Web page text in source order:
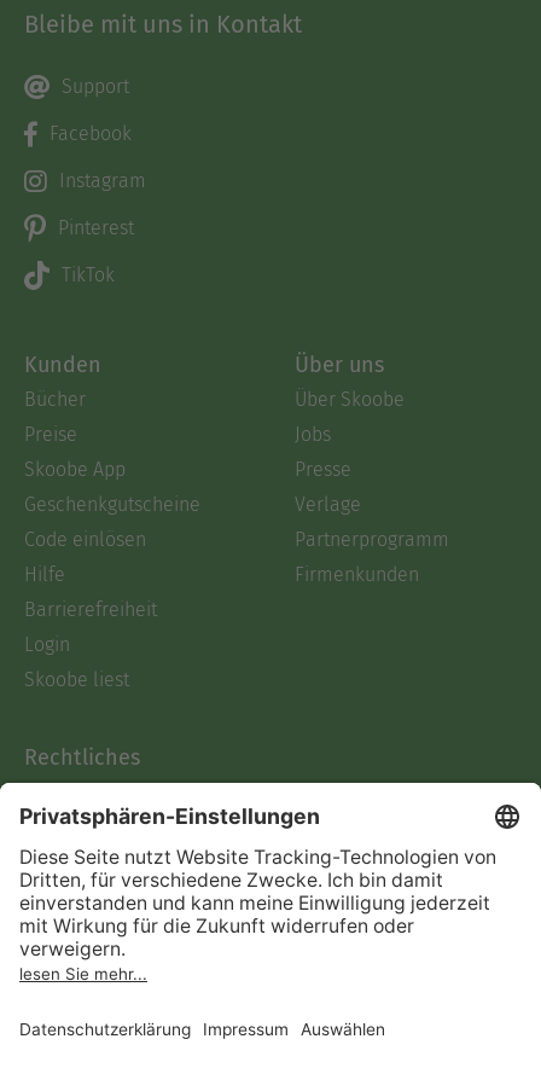
Bleibe mit uns in Kontakt
Support
Facebook
Instagram
Pinterest
TikTok
Kunden
Bücher
Preise
Skoobe App
Geschenkgutscheine
Code einlösen
Hilfe
Barrierefreiheit
Login
Skoobe liest
Über uns
Über Skoobe
Jobs
Presse
Verlage
Partnerprogramm
Firmenkunden
Rechtliches
AGB
Informationen nach Data
Act
Verträge hier kündigen
Impressum